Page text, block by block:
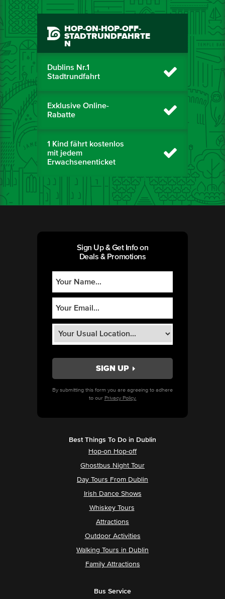
HOP-ON-HOP-OFF-
STADTRUNDFAHRTE
N
Dublins Nr.1
Stadtrundfahrt
Exklusive Online-
Rabatte
1 Kind fährt kostenlos
mit jedem
Erwachsenenticket
Sign Up & Get Info on
Deals & Promotions
By submitting this form you are agreeing to adhere
to our Privacy Policy.
Best Things To Do in Dublin
Hop-on Hop-off
Ghostbus Night Tour
Day Tours From Dublin
Irish Dance Shows
Whiskey Tours
Attractions
Outdoor Activities
Walking Tours in Dublin
Family Attractions
Bus Service